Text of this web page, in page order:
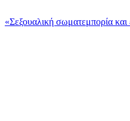
«Σεξουαλική σωματεμπορία